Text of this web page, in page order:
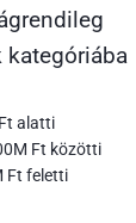
kategóriába
alatti
Ft közötti
Ft feletti